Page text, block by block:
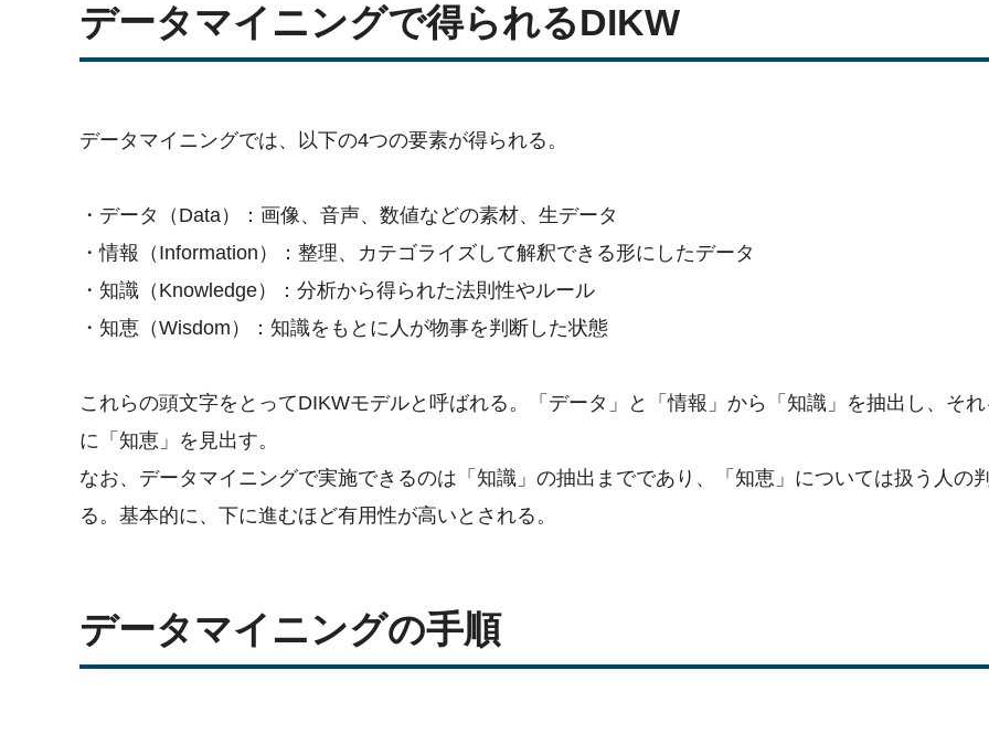
データマイニングで得られるDIKW
データマイニングでは、以下の4つの要素が得られる。
・データ（Data）：画像、音声、数値などの素材、生データ
・情報（Information）：整理、カテゴライズして解釈できる形にしたデータ
・知識（Knowledge）：分析から得られた法則性やルール
・知恵（Wisdom）：知識をもとに人が物事を判断した状態
これらの頭文字をとってDIKWモデルと呼ばれる。「データ」と「情報」から「知識」を抽出し、そ
に「知恵」を見出す。
なお、データマイニングで実施できるのは「知識」の抽出までであり、「知恵」については扱う人の
る。基本的に、下に進むほど有用性が高いとされる。
データマイニングの手順